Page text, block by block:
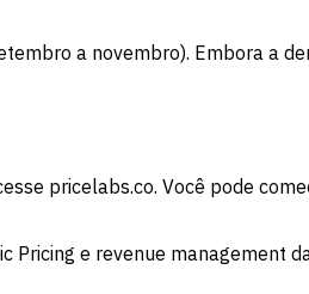
a novembro). Embora a
pricelabs.co. Você pode
e revenue management